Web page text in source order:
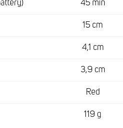
45 min
15 cm
4,1 cm
3,9 cm
Red
119 g